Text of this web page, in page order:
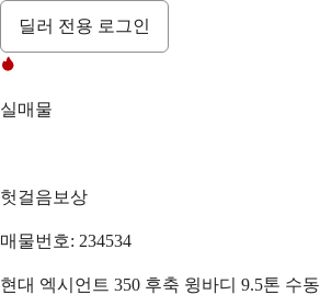
딜러 전용 로그인
실매물
헛걸음보상
매물번호: 234534
현대 엑시언트 350 후축 윙바디 9.5톤 수동